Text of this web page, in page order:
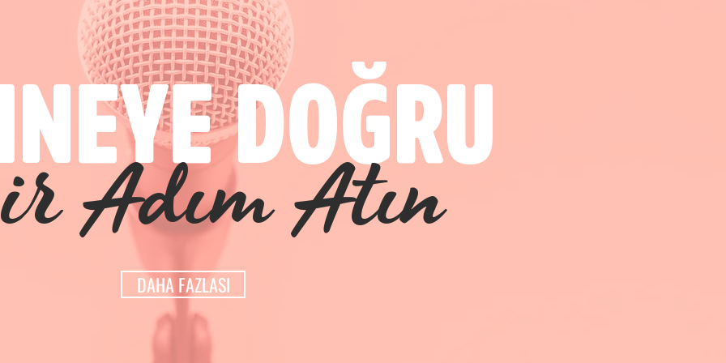
DOĞRU
Adım Atın
DAHA FAZLASI